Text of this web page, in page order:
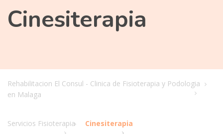
Cinesiterapia
Rehabilitacion El Consul - Clinica de Fisioterapia y Podologia
en Malaga
Servicios Fisioterapia Cinesiterapia